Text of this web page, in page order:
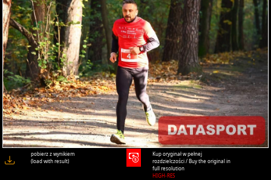
pobierz z wynikiem
(load with result)
Kup oryginał w pełnej
rozdzielczości / Buy the original in
full resolution
HIGH-RES